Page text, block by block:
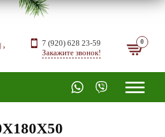
7 (920) 628 23-59
Закажите звонок!